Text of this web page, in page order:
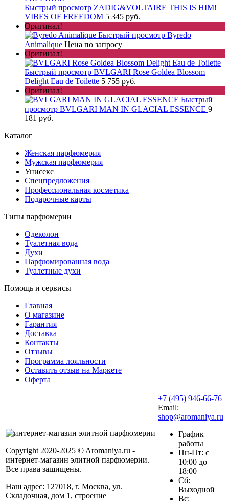
Быстрый просмотр ZADIG&VOLTAIRE THIS IS HIM!
VIBES OF FREEDOM 5 345 руб.
Оригинал!
Быстрый просмотр Byredo
Animalique Цена по запросу
Оригинал!
Быстрый просмотр BVLGARI Rose Goldea Blossom
Delight Eau de Toilette 5 755 руб.
Оригинал!
Быстрый
просмотр BVLGARI MAN IN GLACIAL ESSENCE 9
181 руб.
Каталог
Женская парфюмерия
Мужская парфюмерия
Унисекс
Спецпредложения
Профессиональная косметика
Подарочные карты
Типы парфюмерии
Одеколон
Туалетная вода
Духи
Парфюмированная вода
Туалетные духи
Помощь и сервисы
Главная
О магазине
Гарантия
Доставка
Контакты
Отзывы
Программа лояльности
Оставить отзыв на Маркете
Оферта
Copyright 2020-2025 © Aromaniya.ru -
интернет-магазин элитной парфюмерии.
Все права защищены.
Наш адрес: 127018, г. Москва, ул.
Складочная, дом 1, строение
+7 (495) 946-66-76
Email:
shop@aromaniya.ru
График
работы
Пн-Пт: с
10:00 до
18:00
Сб:
Выходной
Вс: